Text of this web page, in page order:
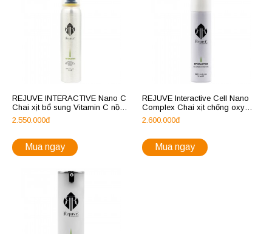
REJUVE INTERACTIVE Nano C
Chai xịt bổ sung Vitamin C nồng
độ cao và tế bào gốc
2.550.000đ
Mua ngay
REJUVE Interactive Cell Nano
Complex Chai xịt chống oxy
hóa và bảo vệ tế bào da
2.600.000đ
Mua ngay